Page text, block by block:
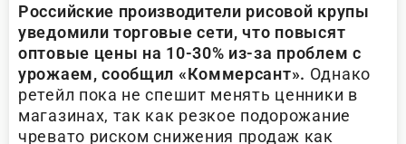
Российские производители рисовой крупы
уведомили торговые сети, что повысят
оптовые цены на 10-30% из-за проблем с
урожаем, сообщил «Коммерсант». Однако
ретейл пока не спешит менять ценники в
магазинах, так как резкое подорожание
чревато риском снижения продаж как